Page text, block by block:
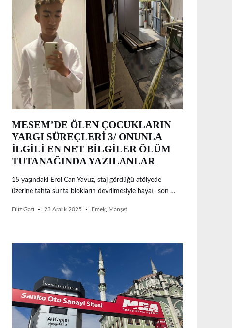
MESEM’DE ÖLEN ÇOCUKLARIN
YARGI SÜREÇLERİ 3/ ONUNLA
İLGİLİ EN NET BİLGİLER ÖLÜM
TUTANAĞINDA YAZILANLAR
15 yaşındaki Erol Can Yavuz, staj gördüğü atölyede
üzerine tahta sunta blokların devrilmesiyle hayatı son …
Filiz Gazi 23 Aralık 2025 Emek, Manşet